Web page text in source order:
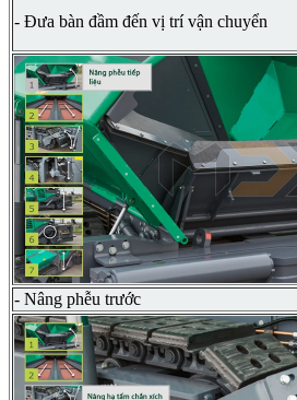
- Đưa bàn đầm đến vị trí vận chuyển
- Nâng phễu trước